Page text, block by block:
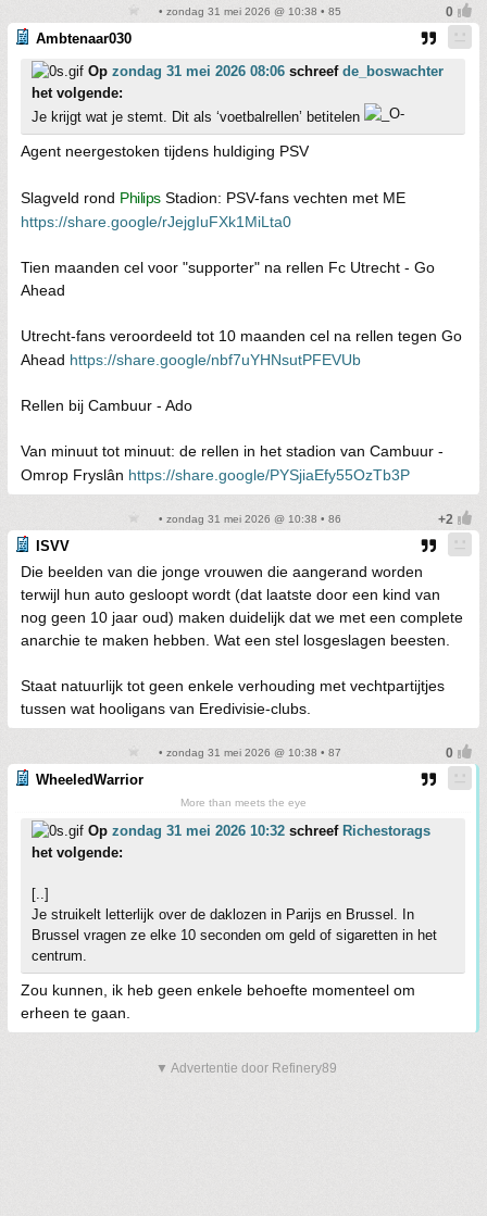
• zondag 31 mei 2026 @ 10:38 • 85
Ambtenaar030
Op zondag 31 mei 2026 08:06 schreef de_boswachter
het volgende:
Je krijgt wat je stemt. Dit als ‘voetbalrellen’ betitelen
Agent neergestoken tijdens huldiging PSV
Slagveld rond PhilipsStadion: PSV-fans vechten met ME
https://share.google/rJejgIuFXk1MiLta0
Tien maanden cel voor "supporter" na rellen Fc Utrecht - Go
Ahead
Utrecht-fans veroordeeld tot 10 maanden cel na rellen tegen Go
Ahead https://share.google/nbf7uYHNsutPFEVUb
Rellen bij Cambuur - Ado
Van minuut tot minuut: de rellen in het stadion van Cambuur -
Omrop Fryslân https://share.google/PYSjiaEfy55OzTb3P
• zondag 31 mei 2026 @ 10:38 • 86
ISVV
Die beelden van die jonge vrouwen die aangerand worden
terwijl hun auto gesloopt wordt (dat laatste door een kind van
nog geen 10 jaar oud) maken duidelijk dat we met een complete
anarchie te maken hebben. Wat een stel losgeslagen beesten.
Staat natuurlijk tot geen enkele verhouding met vechtpartijtjes
tussen wat hooligans van Eredivisie-clubs.
• zondag 31 mei 2026 @ 10:38 • 87
WheeledWarrior
More than meets the eye
Op zondag 31 mei 2026 10:32 schreef Richestorags
het volgende:
[..]
Je struikelt letterlijk over de daklozen in Parijs en Brussel. In
Brussel vragen ze elke 10 seconden om geld of sigaretten in het
centrum.
Zou kunnen, ik heb geen enkele behoefte momenteel om
erheen te gaan.
▼ Advertentie door Refinery89